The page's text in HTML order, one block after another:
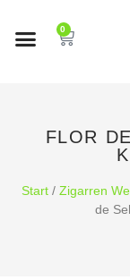
0
FLOR
Start/ Zigarren
de